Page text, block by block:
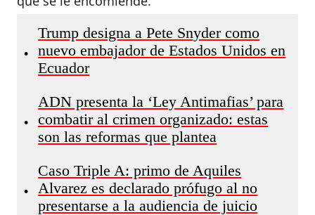
•
Trump designa a Pete Snyder como
nuevo embajador de Estados Unidos en
Ecuador
•
ADN presenta la ‘Ley Antimafias’ para
combatir al crimen organizado: estas
son las reformas que plantea
•
Caso Triple A: primo de Aquiles
Alvarez es declarado prófugo al no
presentarse a la audiencia de juicio